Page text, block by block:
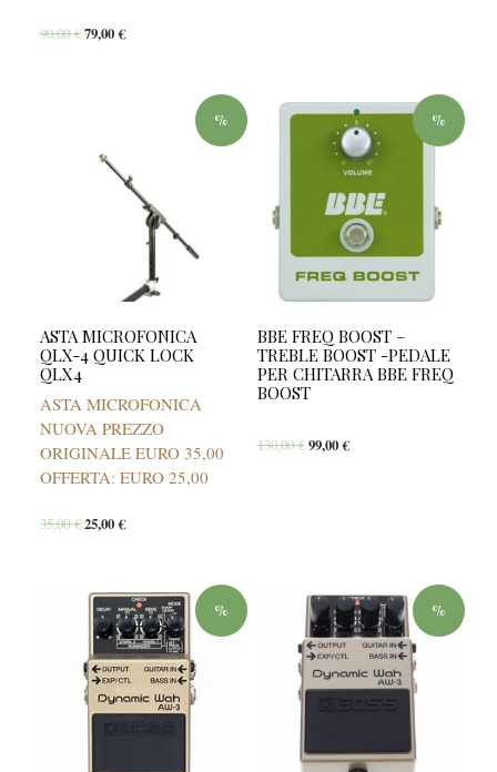
90,00€79,00€
%
ASTA MICROFONICA
QLX-4 QUICK LOCK
QLX4
ASTA MICROFONICA
NUOVA PREZZO
ORIGINALE EURO 35,00
OFFERTA: EURO 25,00
35,00€25,00€
%
BBE FREQ BOOST –
TREBLE BOOST -PEDALE
PER CHITARRA BBE FREQ
BOOST
130,00€99,00€
% %